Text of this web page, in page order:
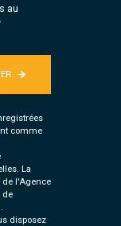
au
comme
La
l'Agence
de
disposez